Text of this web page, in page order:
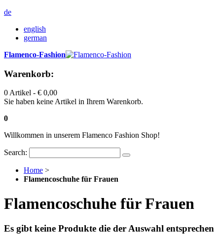
de
english
german
Flamenco-Fashion
Warenkorb:
0 Artikel - € 0,00
Sie haben keine Artikel in Ihrem Warenkorb.
0
Willkommen in unserem Flamenco Fashion Shop!
Search:
Home >
Flamencoschuhe für Frauen
Flamencoschuhe für Frauen
Es gibt keine Produkte die der Auswahl entsprechen